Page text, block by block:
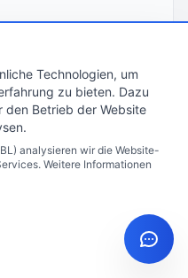
Technologien, um
zu bieten. Dazu
den Betrieb der Website
analysieren wir die Website-
Weitere Informationen
zorunluluğu
Ceza hükümleri
ölçümü
Kredi karşılaştırma